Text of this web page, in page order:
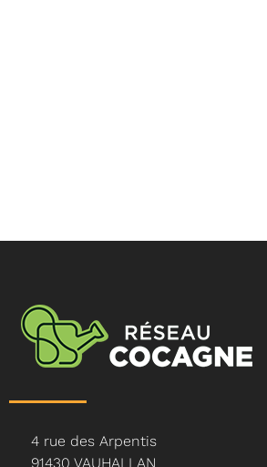
4 rue des Arpentis
91430 VAUHALLAN